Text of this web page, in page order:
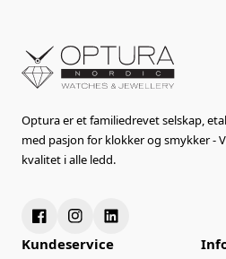
Optura er et familiedrevet selskap,
med pasjon for klokker og smykker -
kvalitet i alle ledd.
Kundeservice